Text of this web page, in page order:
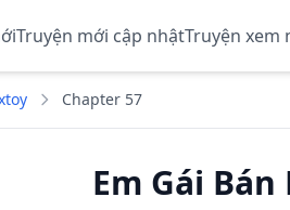
Truyện mới cập nhậtTruyện xem
Chapter 57
Em Gái